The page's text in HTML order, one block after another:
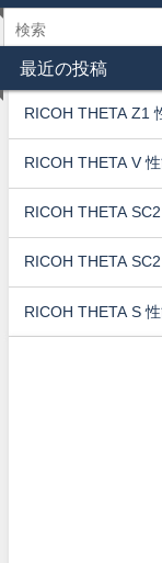
最近の投稿
RICOH THETA Z1
RICOH THETA V
RICOH THETA
RICOH THETA
RICOH THETA S